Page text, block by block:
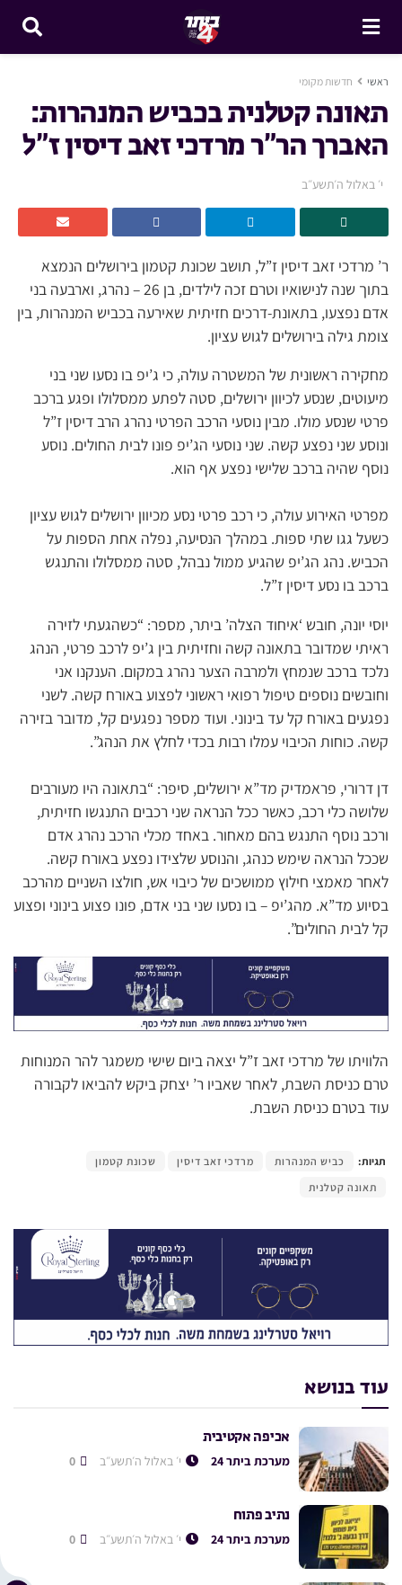
ראשי חדשות מקומי
תאונה קטלנית בכביש המנהרות:
האברך הר”ר מרדכי זאב דיסין ז”ל
י׳ באלול ה׳תשע״ב
ר’ מרדכי זאב דיסין ז”ל, תושב שכונת קטמון בירושלים הנמצא
בתוך שנה לנישואיו וטרם זכה לילדים, בן 26 – נהרג, וארבעה בני
אדם נפצעו, בתאונת-דרכים חזיתית שאירעה בכביש המנהרות, בין
צומת גילה בירושלים לגוש עציון.
מחקירה ראשונית של המשטרה עולה, כי ג’יפ בו נסעו שני בני
מיעוטים, שנסע לכיוון ירושלים, סטה לפתע ממסלולו ופגע ברכב
פרטי שנסע מולו. מבין נוסעי הרכב הפרטי נהרג הרב דיסין ז”ל
ונוסע שני נפצע קשה. שני נוסעי הג’יפ פונו לבית החולים. נוסע
נוסף שהיה ברכב שלישי נפצע אף הוא.
מפרטי האירוע עולה, כי רכב פרטי נסע מכיוון ירושלים לגוש עציון
כשעל גגו שתי ספות. במהלך הנסיעה, נפלה אחת הספות על
הכביש. נהג הג’יפ שהגיע ממול נבהל, סטה ממסלולו והתנגש
ברכב בו נסע דיסין ז”ל.
יוסי יונה, חובש ‘איחוד הצלה’ ביתר, מספר: “כשהגעתי לזירה
ראיתי שמדובר בתאונה קשה וחזיתית בין ג’יפ לרכב פרטי, הנהג
נלכד ברכב שנמחץ ולמרבה הצער נהרג במקום. הענקנו אני
וחובשים נוספים טיפול רפואי ראשוני לפצוע באורח קשה. לשני
נפגעים באורח קל עד בינוני. ועוד מספר נפגעים קל, מדובר בזירה
קשה. כוחות הכיבוי עמלו רבות בכדי לחלץ את הנהג”.
דן דרורי, פראמדיק מד”א ירושלים, סיפר: “בתאונה היו מעורבים
שלושה כלי רכב, כאשר ככל הנראה שני רכבים התנגשו חזיתית,
ורכב נוסף התנגש בהם מאחור. באחד מכלי הרכב נהרג אדם
שככל הנראה שימש כנהג, והנוסע שלצידו נפצע באורח קשה.
לאחר מאמצי חילוץ ממושכים של כיבוי אש, חולצו השניים מהרכב
בסיוע מד”א. מהג’יפ – בו נסעו שני בני אדם, פונו פצוע בינוני ופצוע
קל לבית החולים”.
הלוויתו של מרדכי זאב ז”ל יצאה ביום שישי משמגר להר המנוחות
טרם כניסת השבת, לאחר שאביו ר’ יצחק ביקש להביאו לקבורה
עוד בטרם כניסת השבת.
תגיות: כביש המנהרות מרדכי זאב דיסין
שכונת קטמון
תאונה קטלנית
עוד בנושא
אכיפה אקטיבית
מערכת ביתר 24 י׳ באלול ה׳תשע״ב
נתיב פתוח
מערכת ביתר 24 י׳ באלול ה׳תשע״ב